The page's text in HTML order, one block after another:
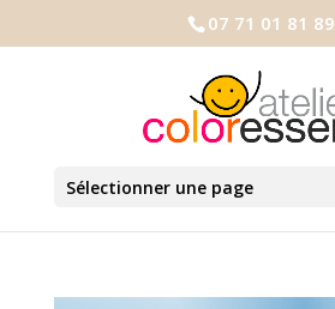
07 71 01 81 89
Sélectionner une page